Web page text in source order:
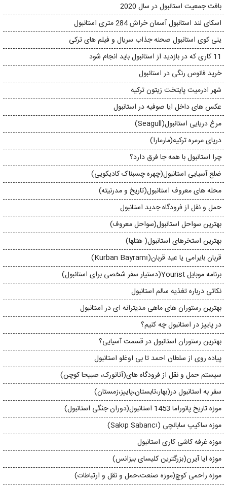
بافت جمعیت استانبول در سال 2020
اسکای لند استانبول آسمان خراش 284 متری استانبول
ینی کوی استانبول صحنه جذاب سریال و فیلم های ترکی
11 کاری که در بازدید از استانبول باید انجام شود
خرید فانوس رنگی در استانبول
شهر ادرمیت پایتخت زیتون ترکیه
عکس های داخل ایا صوفیه در استانبول
مرغ دریایی استانبول(Seagull)
دریای مرمره ترکیه(مارمارا)
چرا استانبول با همه جا فرق دارد؟
ضلع آسیایی استانبول(چهره چسبناک کادیکویی)
محله های معروف استانبول(تاریخ و مدرنیته)
حمل و نقل از فرودگاه جدید استانبول
بهترین سواحل استانبول(سواحل معروف)
بهترین استخرهای استانبول( هتلها)
قربان بایرامی یا عید قربان(Kurban Bayramı)
برنامه موبایل Yourist(دستیار سفر شخصی برای استانبول)
نکاتی درباره تغذیه سالم استانبول
بهترین رستوران های ماهی مدیترانه ای در استانبول
در پاییز در استانبول چه کنیم؟
بهترین رستوران استانبول در قسمت آسیایی؟
پیاده روی از سلطان احمد تا بی اوغلو استانبول
سیستم حمل و نقل از فرودگاه های(آتاتورک، صبیحا کوچن)
سفر به استانبول در(بهار،تابستان،پاییز،زمستان)
موزه تاریخ پانوراما 1453 استانبول(دوران جنگی استانبول)
موزه ساکیپ سابانچی (Sakıp Sabancı)
موزه غرفه کاشی کاری استانبول
موزه ایا آیرن(بزرگترین کلیسای بیزانس)
موزه راحمی کوچ(موزه صنعت،حمل و نقل و ارتباطات)